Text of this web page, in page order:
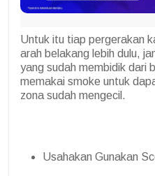
Untuk itu tiap pergerakan
arah belakang lebih dulu,
yang sudah membidik dari
memakai smoke untuk
zona sudah mengecil.
Usahakan Gunakan